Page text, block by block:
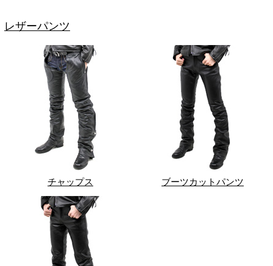
レザーパンツ
チャップス ブーツカットパンツ